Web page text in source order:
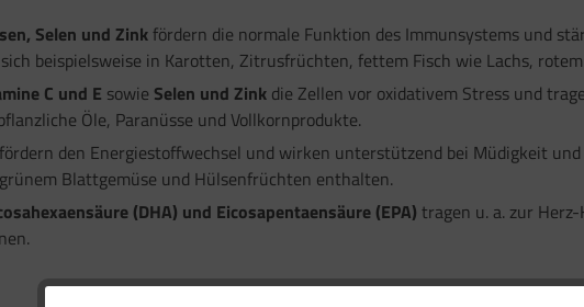
Selen und Zinkfördern die normale Funktion des Immunsystems und
beispielsweise in Karotten, Zitrusfrüchten, fettem Fisch wie Lachs,
C und E sowie Selen und Zinkdie Zellen vor oxidativem Stress und
Öle, Paranüsse und Vollkornprodukte.
den Energiestoffwechsel und wirken unterstützend bei Müdigkeit
Blattgemüse und Hülsenfrüchten enthalten.
(DHA) und Eicosapentaensäure (EPA) tragen u. a. zur